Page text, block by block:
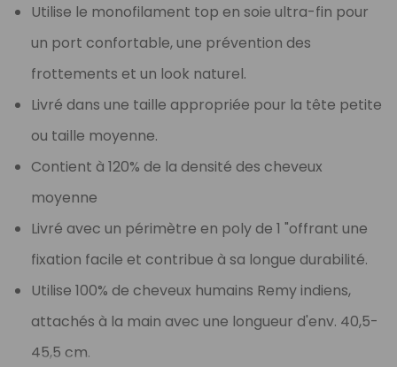
Utilise le monofilament top en soie ultra-fin pour
un port confortable, une prévention des
frottements et un look naturel.
Livré dans une taille appropriée pour la tête petite
ou taille moyenne.
Contient à 120% de la densité des cheveux
moyenne
Livré avec un périmètre en poly de 1 "offrant une
fixation facile et contribue à sa longue durabilité.
Utilise 100% de cheveux humains Remy indiens,
attachés à la main avec une longueur d'env. 40,5-
45,5 cm.